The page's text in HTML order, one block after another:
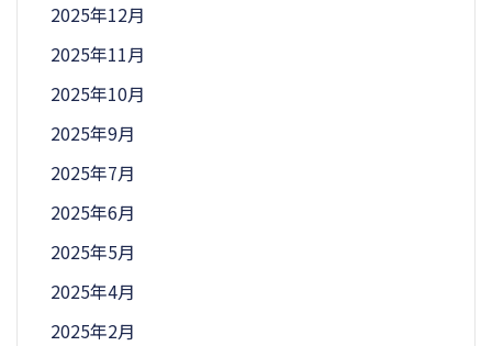
2025年12月
2025年11月
2025年10月
2025年9月
2025年7月
2025年6月
2025年5月
2025年4月
2025年2月